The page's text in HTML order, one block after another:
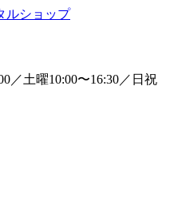
／土曜10:00〜16:30／日祝